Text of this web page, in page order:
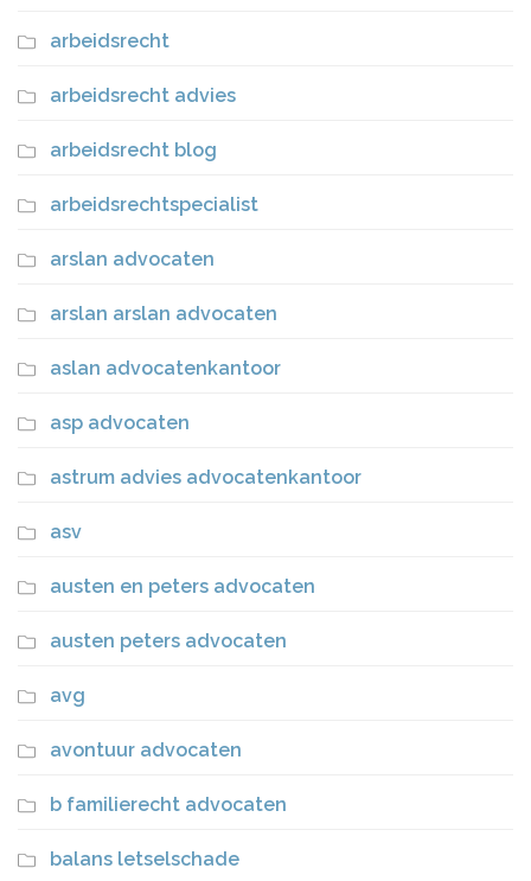
arbeidsrecht
arbeidsrecht advies
arbeidsrecht blog
arbeidsrechtspecialist
arslan advocaten
arslan arslan advocaten
aslan advocatenkantoor
asp advocaten
astrum advies advocatenkantoor
asv
austen en peters advocaten
austen peters advocaten
avg
avontuur advocaten
b familierecht advocaten
balans letselschade